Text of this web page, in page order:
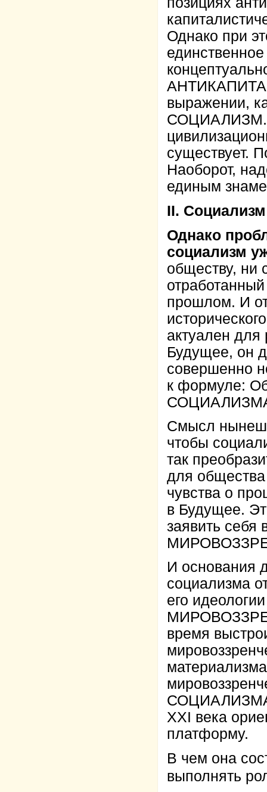
Однако при
выражении,
СОЦИАЛИЗМ.
существует.
Наоборот,
единым
II.
Однако
социализм
обществу, ни
прошлом. И
актуален
Будущее, он
совершенно
к формуле:
Смысл
чтобы
так
для общества
чувства о
в Будущее.
заявить
И основания
социализма
его
время
СОЦИАЛИЗМА
XXI века
платформу.
В чем она
выполнять